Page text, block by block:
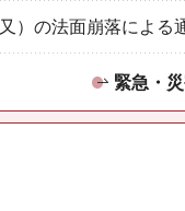
）の法面崩落による
緊急・